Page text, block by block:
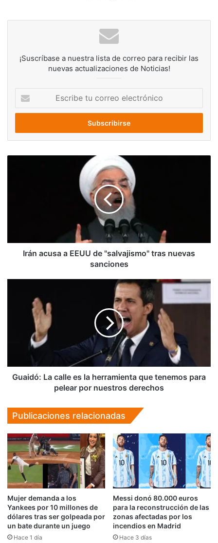
¡Suscríbase a nuestra lista de correo para recibir las
nuevas actualizaciones de Noticias!
correo
sanciones
Irán acusa a EEUU de "salvajismo" tras nuevas
sanciones
herramienta
tenemos
para
pelear
derechos
Guaidó: La calle es la herramienta que tenemos para
pelear por nuestros derechos
Publicaciones relacionadas
Mujer demanda a los
Yankees por 10 millones de
dólares tras ser golpeada por
un bate durante un juego
Hace 1 día
Messi donó 80.000 euros
para la reconstrucción de las
zonas afectadas por los
incendios en Madrid
Hace 3 días